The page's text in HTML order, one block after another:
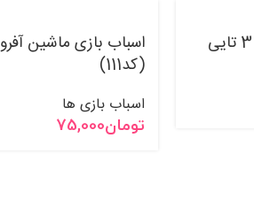
اسباب بازی ماشین
(کد111)
اسباب بازی ها
تومان75,000